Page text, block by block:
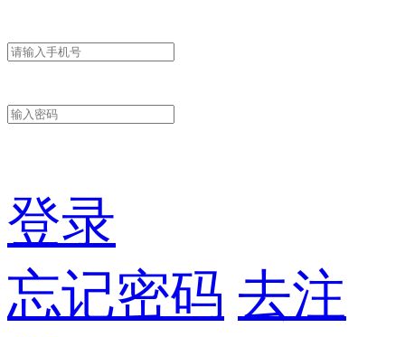
登录
忘记密码 去注